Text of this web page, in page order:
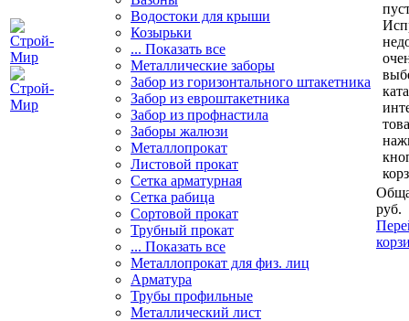
Водостоки для крыши
Козырьки
... Показать все
Металлические заборы
Забор из горизонтального штакетника
Забор из евроштакетника
Забор из профнастила
Заборы жалюзи
Металлопрокат
Листовой прокат
Сетка арматурная
Сетка рабица
Сортовой прокат
Трубный прокат
... Показать все
Металлопрокат для физ. лиц
Арматура
Трубы профильные
Металлический лист
руб.